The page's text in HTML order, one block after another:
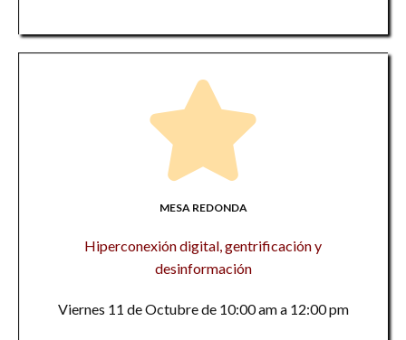
MESA REDONDA
Hiperconexión digital, gentrificación y
desinformación
Viernes 11 de Octubre de 10:00 am a 12:00 pm